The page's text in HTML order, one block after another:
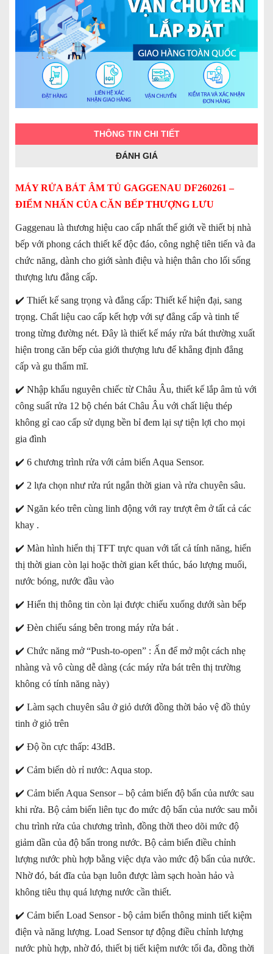
THÔNG TIN CHI TIẾT
ĐÁNH GIÁ
MÁY RỬA BÁT ÂM TỦ GAGGENAU DF260261 –
ĐIỂM NHẤN CỦA CĂN BẾP THƯỢNG LƯU
Gaggenau là thương hiệu cao cấp nhất thế giới về thiết bị nhà
bếp với phong cách thiết kế độc đáo, công nghệ tiên tiến và đa
chức năng, dành cho giới sành điệu và hiện thân cho lối sống
thượng lưu đẳng cấp.
✔️ Thiết kế sang trọng và đẳng cấp: Thiết kế hiện đại, sang
trọng. Chất liệu cao cấp kết hợp với sự đẳng cấp và tinh tế
trong từng đường nét. Đây là thiết kế máy rửa bát thường xuất
hiện trong căn bếp của giới thượng lưu để khẳng định đẳng
cấp và gu thẩm mĩ.
✔️ Nhập khẩu nguyên chiếc từ Châu Âu, thiết kế lắp âm tủ với
công suất rửa 12 bộ chén bát Châu Âu với chất liệu thép
không gỉ cao cấp sử dụng bền bỉ đem lại sự tiện lợi cho mọi
gia đình
✔️ 6 chương trình rửa với cảm biến Aqua Sensor.
✔️ 2 lựa chọn như rửa rút ngắn thời gian và rửa chuyên sâu.
✔️ Ngăn kéo trên cùng linh động với ray trượt êm ở tất cả các
khay .
✔️ Màn hình hiển thị TFT trực quan với tất cả tính năng, hiển
thị thời gian còn lại hoặc thời gian kết thúc, báo lượng muối,
nước bóng, nước đầu vào
✔️ Hiển thị thông tin còn lại được chiếu xuống dưới sàn bếp
✔️ Đèn chiếu sáng bên trong máy rửa bát .
✔️ Chức năng mở “Push-to-open” : Ấn để mở một cách nhẹ
nhàng và vô cùng dễ dàng (các máy rửa bát trên thị trường
không có tính năng này)
✔️ Làm sạch chuyên sâu ở giỏ dưới đồng thời bảo vệ đồ thủy
tinh ở giỏ trên
✔️ Độ ồn cực thấp: 43dB.
✔️ Cảm biến dò rỉ nước: Aqua stop.
✔️ Cảm biến Aqua Sensor – bộ cảm biến độ bẩn của nước sau
khi rửa. Bộ cảm biến liên tục đo mức độ bẩn của nước sau mỗi
chu trình rửa của chương trình, đồng thời theo dõi mức độ
giảm dần của độ bẩn trong nước. Bộ cảm biến điều chỉnh
lượng nước phù hợp bằng việc dựa vào mức độ bẩn của nước.
Nhờ đó, bát đĩa của bạn luôn được làm sạch hoàn hảo và
không tiêu thụ quá lượng nước cần thiết.
✔️ Cảm biến Load Sensor - bộ cảm biến thông minh tiết kiệm
điện và năng lượng. Load Sensor tự động điều chỉnh lượng
nước phù hợp, nhờ đó, thiết bị tiết kiệm nước tối đa, đồng thời